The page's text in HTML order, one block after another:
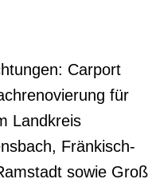
Carport
für
Landkreis
Fränkisch-
sowie Groß